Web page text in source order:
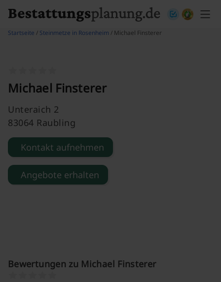
Startseite / Steinmetze in Rosenheim / Michael Finsterer
Michael Finsterer
Unteraich 2
83064 Raubling
Kontakt aufnehmen
Angebote erhalten
Bewertungen zu Michael Finsterer